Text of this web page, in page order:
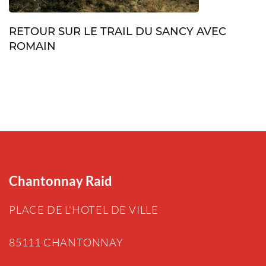
RETOUR SUR LE TRAIL DU SANCY AVEC
ROMAIN
Chantonnay Raid
PLACE DE L’HOTEL DE VILLE
85111 CHANTONNAY